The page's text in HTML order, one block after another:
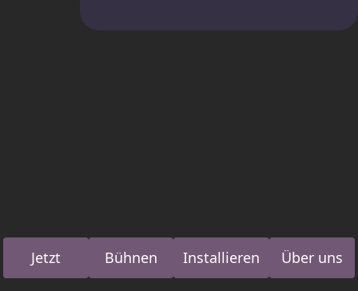
Jetzt Bühnen Installieren Über uns